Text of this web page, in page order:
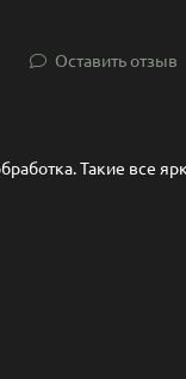
Оставить отзыв
Такие все